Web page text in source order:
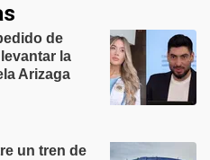
de
la
Arizaga
un tren de